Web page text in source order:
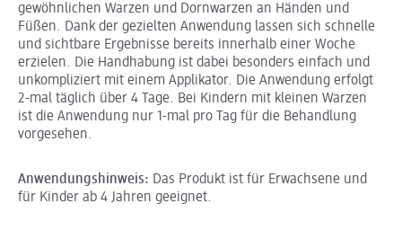
gewöhnlichen Warzen und Dornwarzen an Händen und
Füßen. Dank der gezielten Anwendung lassen sich schnelle
und sichtbare Ergebnisse bereits innerhalb einer Woche
erzielen. Die Handhabung ist dabei besonders einfach und
unkompliziert mit einem Applikator. Die Anwendung erfolgt
2-mal täglich über 4 Tage. Bei Kindern mit kleinen Warzen
ist die Anwendung nur 1-mal pro Tag für die Behandlung
vorgesehen.
Anwendungshinweis: Das Produkt ist für Erwachsene und
für Kinder ab 4 Jahren geeignet.